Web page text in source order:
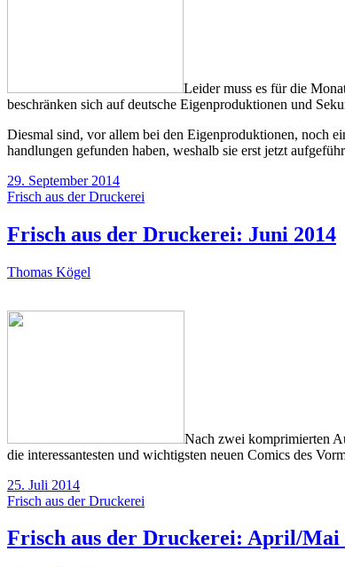
Leider muss es für die
beschränken sich auf deutsche Eigenproduktionen und
Diesmal sind, vor allem bei den Eigenproduktionen, noch
handlungen gefunden haben, weshalb sie erst jetzt
29. September 2014
Frisch aus der Druckerei
Frisch aus der Druckerei: Juni 2014
Thomas Kögel
Nach zwei komprimierten
die interessantesten und wichtigsten neuen Comics des
25. Juli 2014
Frisch aus der Druckerei
Frisch aus der Druckerei: April/Mai